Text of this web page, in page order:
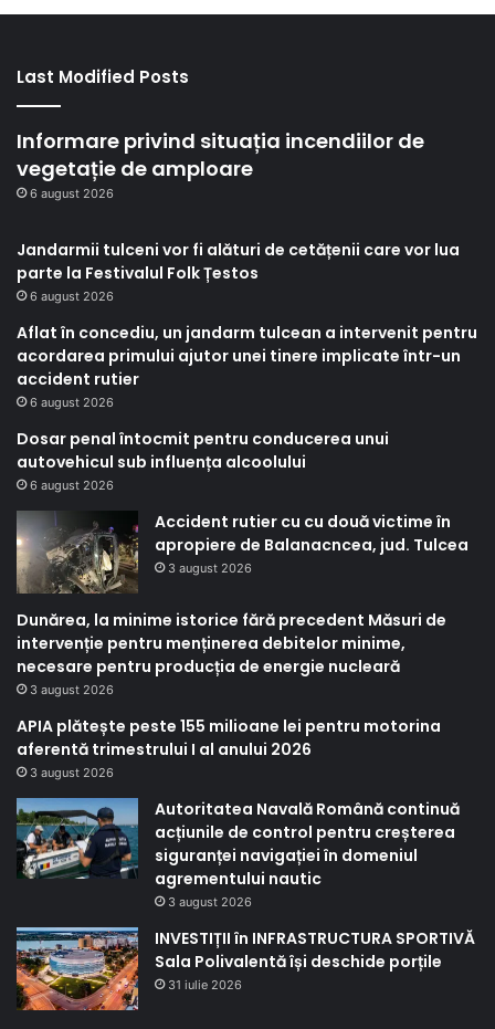
Last Modified Posts
Informare privind situația incendiilor de
vegetație de amploare
6 august 2026
Jandarmii tulceni vor fi alături de cetățenii care vor lua
parte la Festivalul Folk Țestos
6 august 2026
Aflat în concediu, un jandarm tulcean a intervenit pentru
acordarea primului ajutor unei tinere implicate într-un
accident rutier
6 august 2026
Dosar penal întocmit pentru conducerea unui
autovehicul sub influența alcoolului
6 august 2026
Accident rutier cu cu două victime în
apropiere de Balanacncea, jud. Tulcea
3 august 2026
Dunărea, la minime istorice fără precedent Măsuri de
intervenție pentru menținerea debitelor minime,
necesare pentru producția de energie nucleară
3 august 2026
APIA plătește peste 155 milioane lei pentru motorina
aferentă trimestrului I al anului 2026
3 august 2026
Autoritatea Navală Română continuă
acțiunile de control pentru creșterea
siguranței navigației în domeniul
agrementului nautic
3 august 2026
INVESTIȚII în INFRASTRUCTURA SPORTIVĂ
Sala Polivalentă își deschide porțile
31 iulie 2026